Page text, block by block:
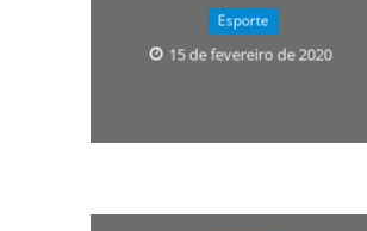
Esporte
15 de fevereiro de 2020